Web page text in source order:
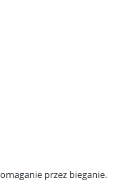
przez bieganie.